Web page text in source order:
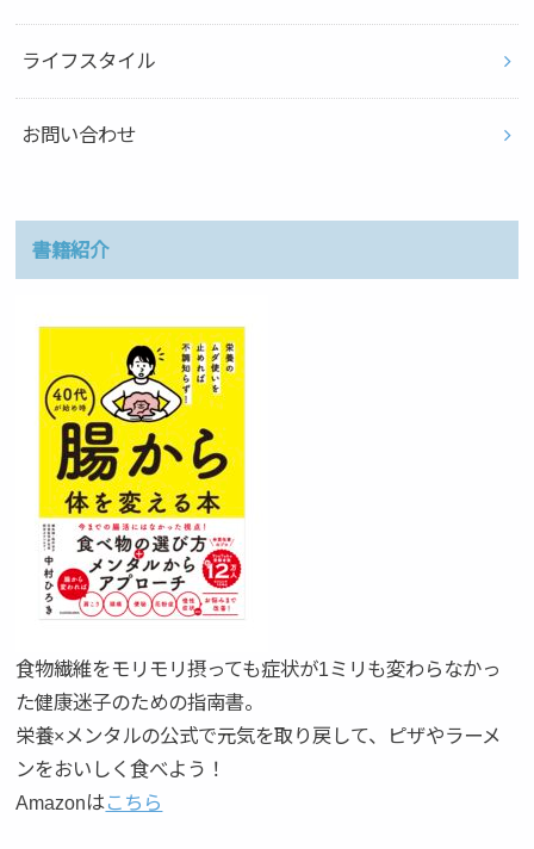
ライフスタイル
お問い合わせ
書籍紹介
食物繊維をモリモリ摂っても症状が1ミリも変わらなかっ
た健康迷子のための指南書。
栄養×メンタルの公式で元気を取り戻して、ピザやラーメ
ンをおいしく食べよう！
Amazonはこちら